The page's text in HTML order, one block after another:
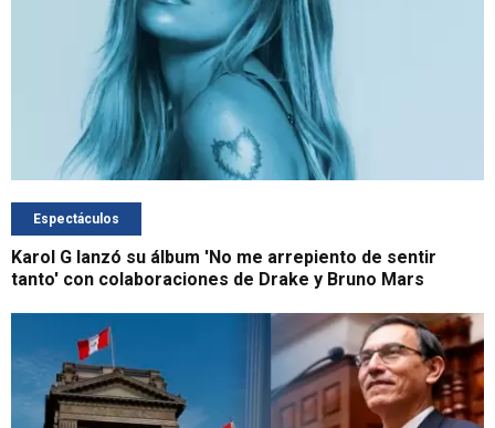
Espectáculos
Karol G lanzó su álbum 'No me arrepiento de sentir
tanto' con colaboraciones de Drake y Bruno Mars